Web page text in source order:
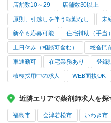
店舗数10～29 店舗数30以上
原則、引越しを伴う転勤なし 未
新卒も応募可能 住宅補助（手当
土日休み（相談可含む） 総合門
車通勤可 在宅業務あり 登録
積極採用中の求人 WEB面接OK
近隣エリアで薬剤師求人を探
福島市 会津若松市 いわき市